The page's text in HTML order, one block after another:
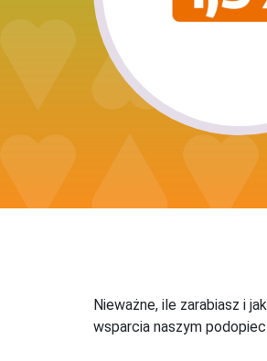
Nieważne, ile zarabiasz i
wsparcia naszym